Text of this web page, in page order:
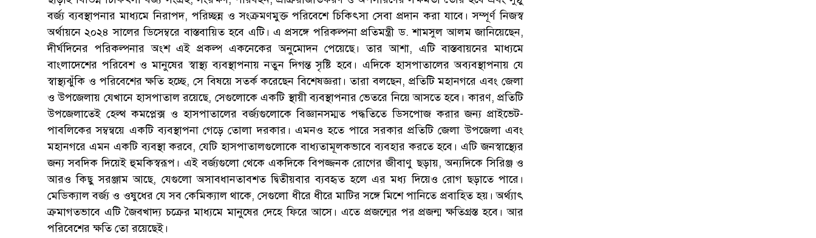
বর্জ্য ব্যবস্থাপনার মাধ্যমে নিরাপদ, পরিচ্ছন্ন ও সংক্রমণমুক্ত পরিবেশে চিকিৎসা সেবা প্রদান করা যাবে। সম্পূর্ণ নিজস্ব
অর্থায়নে ২০২৪ সালের ডিসেম্বরে বাস্তবায়িত হবে এটি। এ প্রসঙ্গে পরিকল্পনা প্রতিমন্ত্রী ড. শামসুল আলম জানিয়েছেন,
দীর্ঘদিনের পরিকল্পনার অংশ এই প্রকল্প একনেকের অনুমোদন পেয়েছে। তার আশা, এটি বাস্তবায়নের মাধ্যমে
বাংলাদেশের পরিবেশ ও মানুষের স্বাস্থ্য ব্যবস্থাপনায় নতুন দিগন্ত সৃষ্টি হবে। এদিকে হাসপাতালের অব্যবস্থাপনায় যে
স্বাস্থ্যঝুঁকি ও পরিবেশের ক্ষতি হচ্ছে, সে বিষয়ে সতর্ক করেছেন বিশেষজ্ঞরা। তারা বলছেন, প্রতিটি মহানগরে এবং জেলা
ও উপজেলায় যেখানে হাসপাতাল রয়েছে, সেগুলোকে একটি স্থায়ী ব্যবস্থাপনার ভেতরে নিয়ে আসতে হবে। কারণ, প্রতিটি
উপজেলাতেই হেল্থ কমপ্লেক্স ও হাসপাতালের বর্জ্যগুলোকে বিজ্ঞানসম্মত পদ্ধতিতে ডিসপোজ করার জন্য প্রাইভেট-
পাবলিকের সম্বন্বয়ে একটি ব্যবস্থাপনা গেড়ে তোলা দরকার। এমনও হতে পারে সরকার প্রতিটি জেলা উপজেলা এবং
মহানগরে এমন একটি ব্যবস্থা করবে, যেটি হাসপাতালগুলোকে বাধ্যতামূলকভাবে ব্যবহার করতে হবে। এটি জনস্বাস্থ্যের
জন্য সবদিক দিয়েই হুমকিস্বরূপ। এই বর্জ্যগুলো থেকে একদিকে বিপজ্জনক রোগের জীবাণু ছড়ায়, অন্যদিকে সিরিঞ্জ ও
আরও কিছু সরঞ্জাম আছে, যেগুলো অসাবধানতাবশত দ্বিতীয়বার ব্যবহৃত হলে এর মধ্য দিয়েও রোগ ছড়াতে পারে।
মেডিক্যাল বর্জ্য ও ওষুধের যে সব কেমিক্যাল থাকে, সেগুলো ধীরে ধীরে মাটির সঙ্গে মিশে পানিতে প্রবাহিত হয়। অর্থ্যাৎ
ক্রমাগতভাবে এটি জৈবখাদ্য চক্রের মাধ্যমে মানুষের দেহে ফিরে আসে। এতে প্রজন্মের পর প্রজন্ম ক্ষতিগ্রস্ত হবে। আর
পরিবেশের ক্ষতি তো রয়েছেই।